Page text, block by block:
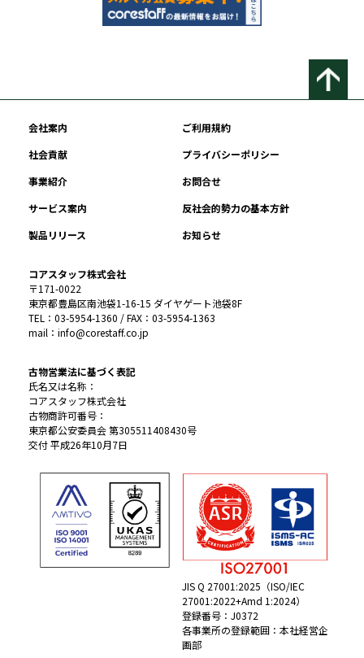
会社案内
ご利用規約
社会貢献
プライバシーポリシー
事業紹介
お問合せ
サービス案内
反社会的勢力の基本方針
製品リリース
お知らせ
コアスタッフ株式会社
〒171-0022
東京都豊島区南池袋1-16-15 ダイヤゲート池袋8F
TEL：03-5954-1360 / FAX：03-5954-1363
mail：info@corestaff.co.jp
古物営業法に基づく表記
氏名又は名称：
コアスタッフ株式会社
古物商許可番号：
東京都公安委員会 第305511408430号
交付 平成26年10月7日
JIS Q 27001:2025（ISO/IEC
27001:2022+Amd 1:2024）
登録番号：J0372
各事業所の登録範囲：本社経営企
画部